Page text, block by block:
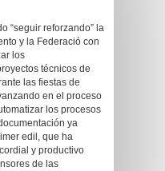
“seguir reforzando” la
y la Federació con
los
técnicos de
las fiestas de
en el proceso
los procesos
ya
edil, que ha
y productivo
de las